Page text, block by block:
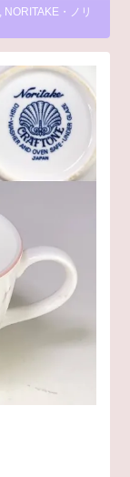
NORITAKE・ノリ